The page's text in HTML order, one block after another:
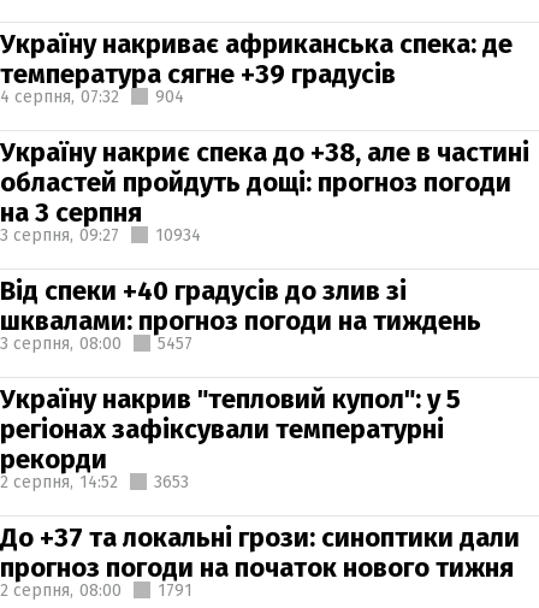
Україну накриває африканська спека: де
температура сягне +39 градусів
4 серпня, 07:32 904
Україну накриє спека до +38, але в частині
областей пройдуть дощі: прогноз погоди
на 3 серпня
3 серпня, 09:27 10934
Від спеки +40 градусів до злив зі
шквалами: прогноз погоди на тиждень
3 серпня, 08:00 5457
Україну накрив "тепловий купол": у 5
регіонах зафіксували температурні
рекорди
2 серпня, 14:52 3653
До +37 та локальні грози: синоптики дали
прогноз погоди на початок нового тижня
2 серпня, 08:00 1791